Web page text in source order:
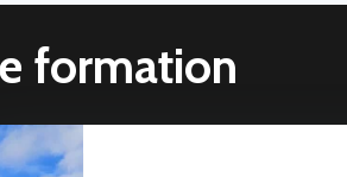
formation